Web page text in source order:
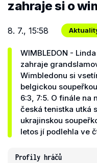
zahraje si o
8. 7., 15:58
WIMBLEDON -
zahraje
Wimbledonu si
belgickou
6:3, 7:5. O finále na
česká tenistka utká
ukrajinskou
letos jí podlehla ve
Profily hráčů